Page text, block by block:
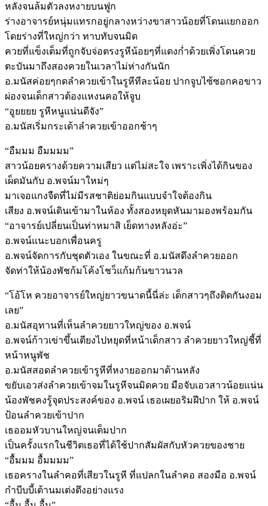
หลังจนล้มตัวลงหงายบนฟูก
ร่างอาจารย์หนุ่มแทรกอยู่กลางหว่างขาสาวน้อยที่โดนแยกออก
โดยร่างที่ใหญ่กว่า ทาบทับจนมิด
ควยที่แข็งเต็มที่ถูกจับจ่อตรงรูหีน้อยๆที่แดงก่ำด้วยเพิ่งโดนควย
ตะบันมาถึงสองควยในเวลาไม่ห่างกันนัก
อ.มนัสค่อยๆกดลำควยเข้าในรูหีทีละน้อย ปากจูบไซ้ซอกคอขาว
ผ่องจนเด็กสาวต้องแหงนคอให้จูบ
“อูยยยย รูหีหนูแน่นดีจัง”
อ.มนัสเริ่มกระเด้าลำควยเข้าออกช้าๆ
“อืมมม อืมมมม”
สาวน้อยครางด้วยความเสียว แต่ไม่สะใจ เพราะเพิ่งได้กินของ
เผ็ดมันกับ อ.พจน์มาใหม่ๆ
มาเจอแกงจืดที่ไม่มีรสชาติย่อมกินแบบจำใจต้องกิน
เสียง อ.พจน์เดินเข้ามาในห้อง ทั้งสองหยุดหันมามองพร้อมกัน
“อาจารย์เปลี่ยนเป็นท่าหมาสิ เย็ดทางหลังอ่ะ”
อ.พจน์แนะบอกเพื่อนครู
อ.พจน์จัดการกับชุดตัวเอง ในขณะที่ อ.มนัสดึงลำควยออก
จัดท่าให้น้องพัชก้มโค้งโชว็แก้มก้นขาวนวล
“โอ้โห ควยอาจารย์ใหญ่ยาวขนาดนี้นี่ล่ะ เด็กสาวๆถึงติดกันงอม
เลย”
อ.มนัสอุทานที่เห็นลำควยยาวใหญ่ของ อ.พจน์
อ.พจน์ก้าวเข่าขึ้นเตียงไปหยุดที่หน้าเด็กสาว ลำควยยาวใหญ่ชี้ที่
หน้าหนูพัช
อ.มนัสสอดลำควยเข้ารูหีที่หงายออกมาด้านหลัง
ขยับเอวส่งลำควยเข้าจมในรูหีจนมิดควย มือจับเอวสาวน้อยแน่น
น้องพัชคงรู้จุดประสงค์ของ อ.พจน์ เธอเผยอริมฝีปาก ให้ อ.พจน์
ป้อนลำควยเข้าปาก
เธออมหัวบานใหญ่จนเต็มปาก
เป็นครั้งแรกในชีวิตเธอที่ได้ใช้ปากสัมผัสกับหัวควยของชาย
“อื้มมม อื้มมมม”
เธอครางในลำคอที่เสียวในรูหี ที่แปลกในลำคอ สองมือ อ.พจน์
กำบีบบี้เต้านมเต่งตึงอย่างแรง